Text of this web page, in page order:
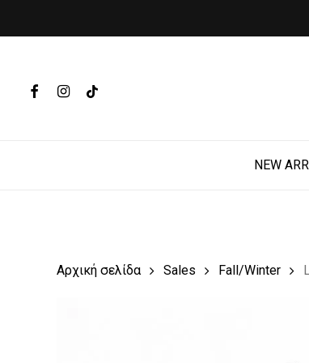
FACEBOOKINSTAGRAM
TIKTOK
NEW
Αρχική σελίδα Sales Fall/Winter